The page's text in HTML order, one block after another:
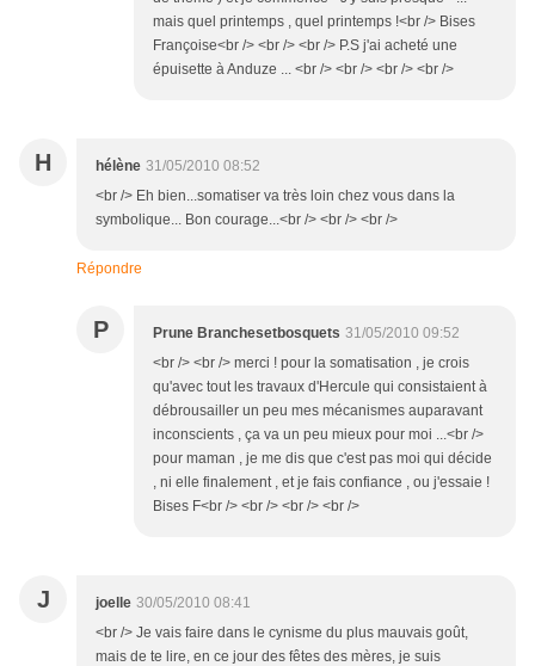
mais quel printemps , quel printemps !<br /> Bises
Françoise<br /> <br /> <br /> P.S j'ai acheté une
épuisette à Anduze ... <br /> <br /> <br /> <br />
H hélène 31/05/2010 08:52
<br /> Eh bien...somatiser va très loin chez vous dans la
symbolique... Bon courage...<br /> <br /> <br />
Répondre
P Prune Branchesetbosquets 31/05/2010 09:52
<br /> <br /> merci ! pour la somatisation , je crois
qu'avec tout les travaux d'Hercule qui consistaient à
débrousailler un peu mes mécanismes auparavant
inconscients , ça va un peu mieux pour moi ...<br />
pour maman , je me dis que c'est pas moi qui décide
, ni elle finalement , et je fais confiance , ou j'essaie !
Bises F<br /> <br /> <br /> <br />
J joelle 30/05/2010 08:41
<br /> Je vais faire dans le cynisme du plus mauvais goût,
mais de te lire, en ce jour des fêtes des mères, je suis